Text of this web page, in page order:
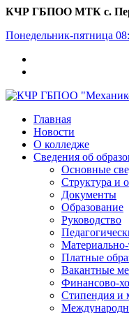
Перейти
содержимому
КЧР ГБПОО МТК с.
Понедельник-пятница
Главная
Новости
О колледже
Сведения об
Основные
Структура и
Документы
Образование
Руководство
Материально-
Платные
Вакантные
Финансово-
Стипендия и